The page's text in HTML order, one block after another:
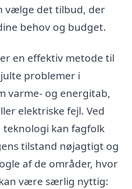
vælge det tilbud, der
behov og budget.
en effektiv metode til
problemer i
varme- og energitab,
elektriske fejl. Ved
kan fagfolk
tilstand nøjagtigt og
af de områder, hvor
være særlig nyttig: